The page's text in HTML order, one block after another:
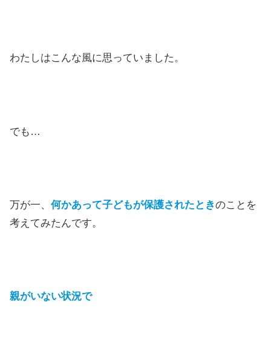
わたしはこんな風に思っていました。
でも…
万が一、 何かあって子どもが保護されたときのことを
考えてみたんです。
親がいない状況で